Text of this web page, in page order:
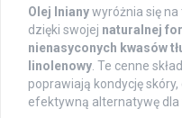
Olej lnianywyróżnia się
dzięki swojej naturalnej
nienasyconych kwasów
linolenowy . Te cenne
poprawiają kondycję
efektywną alternatywę dla